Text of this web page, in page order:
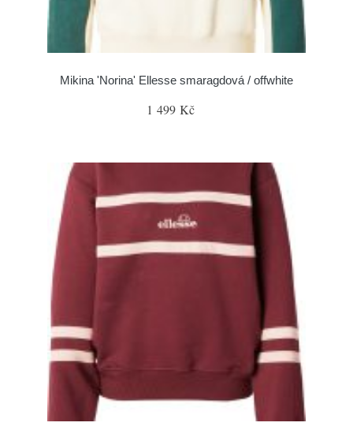
Mikina 'Norina' Ellesse smaragdová / offwhite
1 499 Kč